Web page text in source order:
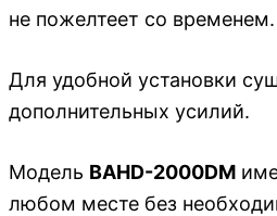
не пожелтеет со
Для удобной установки
дополнительных усилий.
Модель BAHD-2000DM
любом месте без